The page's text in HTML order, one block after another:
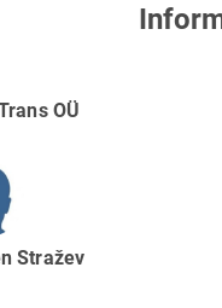
OÜ
Stražev